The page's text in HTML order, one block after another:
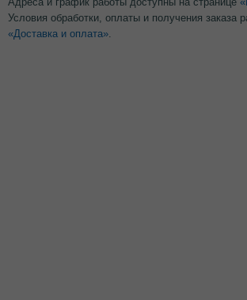
Условия обработки, оплаты и получения заказа
«Доставка и оплата».